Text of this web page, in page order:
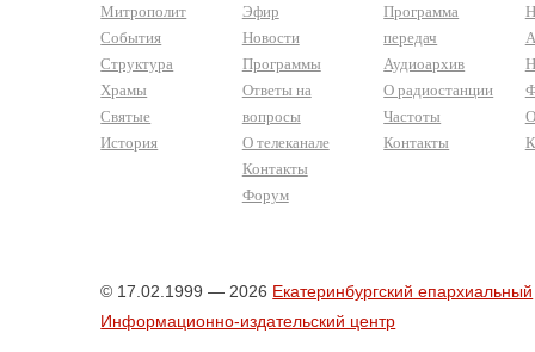
Митрополит
События
Структура
Храмы
Святые
История
Эфир
Новости
Программы
Ответы на
вопросы
О телеканале
Контакты
Форум
Программа
передач
Аудиоархив
О радиостанции
Частоты
Контакты
© 17.02.1999 — 2026 Екатеринбургский епархиальный
Информационно-издательский центр